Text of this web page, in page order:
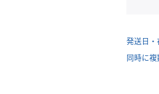
発送日
同時に